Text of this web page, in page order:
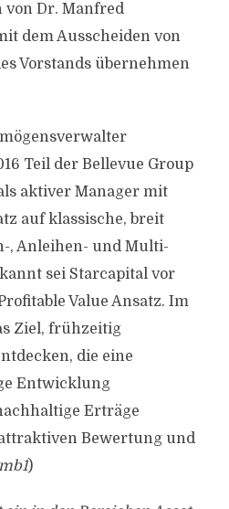
von Dr. Manfred
dem Ausscheiden von
Vorstands übernehmen
Teil der Bellevue Group
aktiver Manager mit
auf klassische, breit
, Anleihen- und Multi-
sei Starcapital vor
Value Ansatz. Im
Ziel, frühzeitig
die eine
Entwicklung
Erträge
Bewertung und
)